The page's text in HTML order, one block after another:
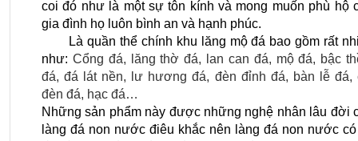
coi đó như là một sự tôn kính và mong muốn phù hộ
gia đình họ luôn bình an và hạnh phúc.
như: Cổng đá, lăng thờ đá, lan can đá, mộ đá, bậc
đá, đá lát nền, lư hương đá, đèn đỉnh đá, bàn lễ đá,
đèn đá, hạc đá…
Những sản phẩm này được những nghệ nhân lâu đời
làng đá non nước điêu khắc nên làng đá non nước